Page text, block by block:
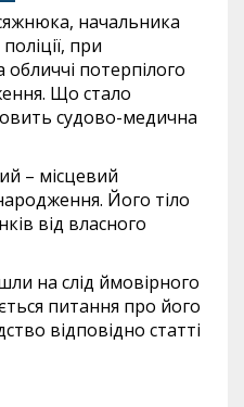
начальника
при
потерпілого
Що стало
судово-медична
– місцевий
Його тіло
від власного
на слід ймовірного
питання про його
відповідно статті